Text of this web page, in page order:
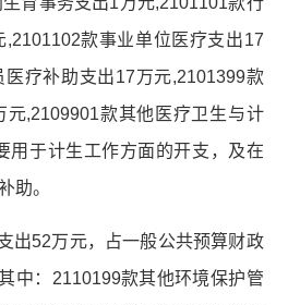
款事业单位医疗支出17
疗补助支出17万元,2101399款
,2109901款其他医疗卫生与计
用于计生工作方面的开支，及在
助。
出52万元，占一般公共预算财政
中：2110199款其他环境保护管